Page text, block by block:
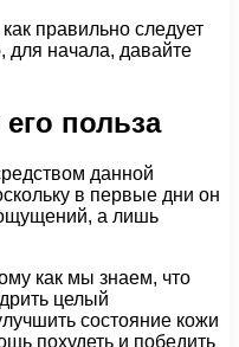
правильно следует
для начала, давайте
польза
данной
в первые дни он
а лишь
как мы знаем, что
целый
состояние кожи
похудеть и победить